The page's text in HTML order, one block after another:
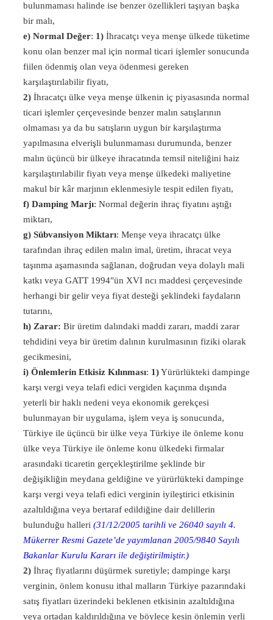
bulunmaması halinde ise benzer özellikleri taşıyan başka
bir malı,
e) Normal Değer: 1) İhracatçı veya menşe ülkede tüketime
konu olan benzer mal için normal ticari işlemler sonucunda
fiilen ödenmiş olan veya ödenmesi gereken
karşılaştırılabilir fiyatı,
2) İhracatçı ülke veya menşe ülkenin iç piyasasında normal
ticari işlemler çerçevesinde benzer malın satışlarının
olmaması ya da bu satışların uygun bir karşılaştırma
yapılmasına elverişli bulunmaması durumunda, benzer
malın üçüncü bir ülkeye ihracatında temsil niteliğini haiz
karşılaştırılabilir fiyatı veya menşe ülkedeki maliyetine
makul bir kâr marjının eklenmesiyle tespit edilen fiyatı,
f) Damping Marjı: Normal değerin ihraç fiyatını aştığı
miktarı,
g) Sübvansiyon Miktarı: Menşe veya ihracatçı ülke
tarafından ihraç edilen malın imal, üretim, ihracat veya
taşınma aşamasında sağlanan, doğrudan veya dolaylı mali
katkı veya GATT 1994″ün XVI ncı maddesi çerçevesinde
herhangi bir gelir veya fiyat desteği şeklindeki faydaların
tutarını,
h) Zarar: Bir üretim dalındaki maddi zararı, maddi zarar
tehdidini veya bir üretim dalının kurulmasının fiziki olarak
gecikmesini,
i) Önlemlerin Etkisiz Kılınması: 1)Yürürlükteki dampinge
karşı vergi veya telafi edici vergiden kaçınma dışında
yeterli bir haklı nedeni veya ekonomik gerekçesi
bulunmayan bir uygulama, işlem veya iş sonucunda,
Türkiye ile üçüncü bir ülke veya Türkiye ile önleme konu
ülke veya Türkiye ile önleme konu ülkedeki firmalar
arasındaki ticaretin gerçekleştirilme şeklinde bir
değişikliğin meydana geldiğine ve yürürlükteki dampinge
karşı vergi veya telafi edici verginin iyileştirici etkisinin
azaltıldığına veya bertaraf edildiğine dair delillerin
bulunduğu halleri (31/12/2005 tarihli ve 26040 sayılı 4.
Mükerrer Resmi Gazete’de yayımlanan 2005/9840 Sayılı
Bakanlar Kurulu Kararı ile değiştirilmiştir.)
2) İhraç fiyatlarını düşürmek suretiyle; dampinge karşı
verginin, önlem konusu ithal malların Türkiye pazarındaki
satış fiyatları üzerindeki beklenen etkisinin azaltıldığına
veya ortadan kaldırıldığına ve böylece kesin önlemin yerli